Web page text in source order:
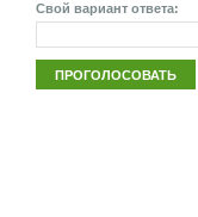
Свой вариант ответа: